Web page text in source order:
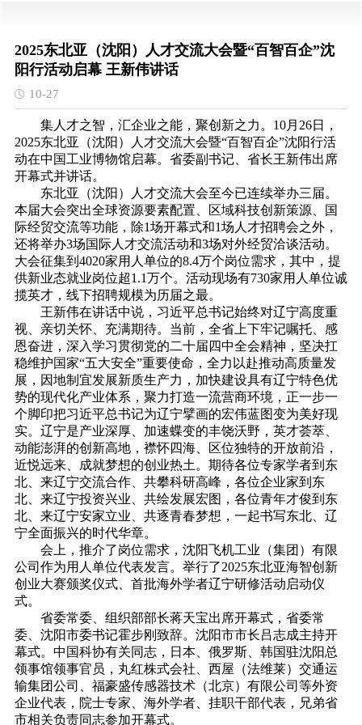
2025东北亚（沈阳）人才交流大会暨“百智百企”沈
阳行活动启幕 王新伟讲话
10-27
集人才之智，汇企业之能，聚创新之力。10月26日，
2025东北亚（沈阳）人才交流大会暨“百智百企”沈阳行活
动在中国工业博物馆启幕。省委副书记、省长王新伟出席
开幕式并讲话。
东北亚（沈阳）人才交流大会至今已连续举办三届。
本届大会突出全球资源要素配置、区域科技创新策源、国
际经贸交流等功能，除1场开幕式和1场人才招聘会之外，
还将举办3场国际人才交流活动和3场对外经贸洽谈活动。
大会征集到4020家用人单位的8.4万个岗位需求，其中，提
供新业态就业岗位超1.1万个。活动现场有730家用人单位诚
揽英才，线下招聘规模为历届之最。
王新伟在讲话中说，习近平总书记始终对辽宁高度重
视、亲切关怀、充满期待。当前，全省上下牢记嘱托、感
恩奋进，深入学习贯彻党的二十届四中全会精神，坚决扛
稳维护国家“五大安全”重要使命，全力以赴推动高质量发
展，因地制宜发展新质生产力，加快建设具有辽宁特色优
势的现代化产业体系，聚力打造一流营商环境，正一步一
个脚印把习近平总书记为辽宁擘画的宏伟蓝图变为美好现
实。辽宁是产业深厚、加速蝶变的丰饶沃野，英才荟萃、
动能澎湃的创新高地，襟怀四海、区位独特的开放前沿，
近悦远来、成就梦想的创业热土。期待各位专家学者到东
北、来辽宁交流合作、共攀科研高峰，各位企业家到东
北、来辽宁投资兴业、共绘发展宏图，各位青年才俊到东
北、来辽宁安家立业、共逐青春梦想，一起书写东北、辽
宁全面振兴的时代华章。
会上，推介了岗位需求，沈阳飞机工业（集团）有限
公司作为用人单位代表发言。举行了2025东北亚海智创新
创业大赛颁奖仪式、首批海外学者辽宁研修活动启动仪
式。
省委常委、组织部部长蒋天宝出席开幕式，省委常
委、沈阳市委书记霍步刚致辞。沈阳市市长吕志成主持开
幕式。中国科协有关同志，日本、俄罗斯、韩国驻沈阳总
领事馆领事官员，丸红株式会社、西屋（法维莱）交通运
输集团公司、福豪盛传感器技术（北京）有限公司等外资
企业代表，院士专家、海外学者、挂职干部代表，兄弟省
市相关负责同志参加开幕式。